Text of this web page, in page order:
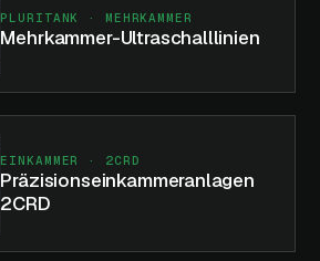
PLURITANK · MEHRKAMMER
Mehrkammer-Ultraschall­linien
EINKAMMER · 2CRD
Präzisions­einkammer­anlagen
2CRD